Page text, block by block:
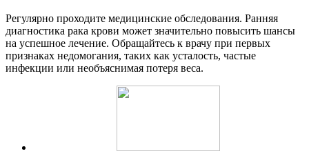
Регулярно проходите медицинские обследования. Ранняя
диагностика рака крови может значительно повысить шансы
на успешное лечение. Обращайтесь к врачу при первых
признаках недомогания, таких как усталость, частые
инфекции или необъяснимая потеря веса.